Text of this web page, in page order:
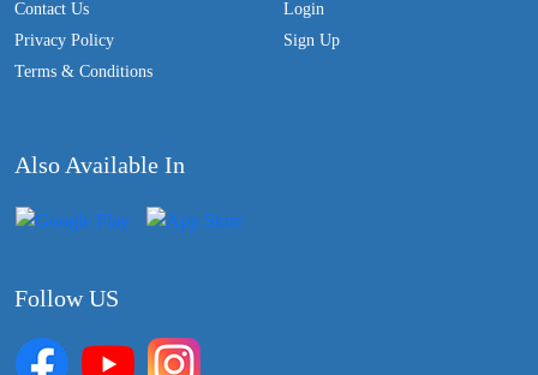
Contact Us
Privacy Policy
Terms & Conditions
Login
Sign Up
Also Available In
Follow US